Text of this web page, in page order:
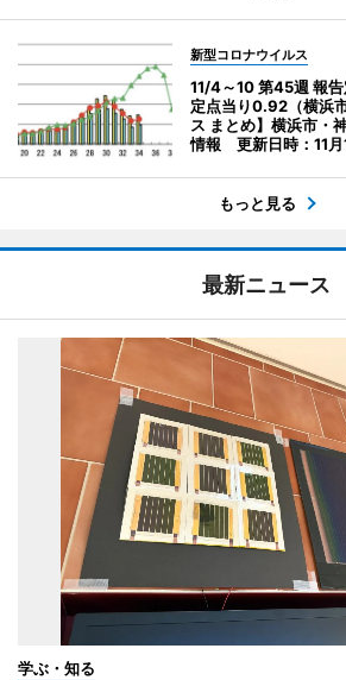
新型コロナウイルス
11/4～10 第45週 報
定点当り0.92（横浜
ス まとめ】横浜市・
情報 更新日時：11
もっと見る
最新ニュース
学ぶ・知る